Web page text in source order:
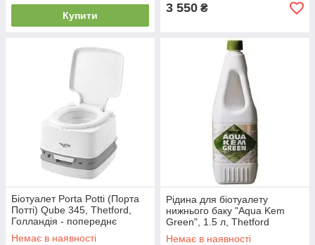
Купити
3 550 ₴
Біотуалет Porta Potti (Порта
Потті) Qube 345, Thetford,
Голландія - попереднє
замовлення
Немає в наявності
Рідина для біотуалету
нижнього баку "Aqua Kem
Green", 1.5 л, Thetford
Немає в наявності